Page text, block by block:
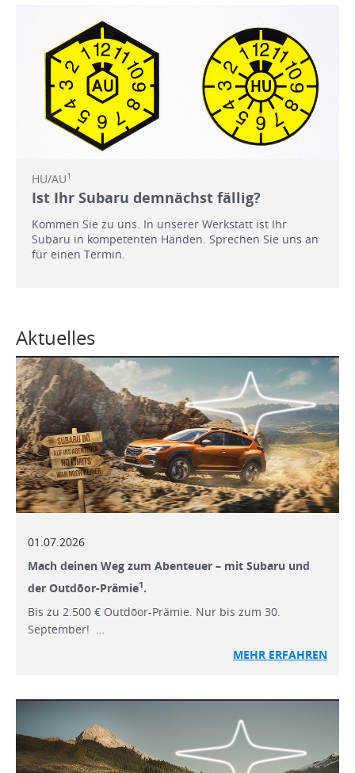
HU/AU1
Ist Ihr Subaru demnächst fällig?
Kommen Sie zu uns. In unserer Werkstatt ist Ihr
Subaru in kompetenten Händen. Sprechen Sie uns an
für einen Termin.
Aktuelles
01.07.2026
Mach deinen Weg zum Abenteuer – mit Subaru und
der Outdōor-Prämie1.
Bis zu 2.500 € Outdōor-Prämie. Nur bis zum 30.
September! …
MEHR ERFAHREN